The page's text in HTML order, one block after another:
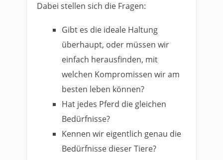
Dabei stellen sich die Fragen:
Gibt es die ideale Haltung
überhaupt, oder müssen wir
einfach herausfinden, mit
welchen Kompromissen wir am
besten leben können?
Hat jedes Pferd die gleichen
Bedürfnisse?
Kennen wir eigentlich genau die
Bedürfnisse dieser Tiere?